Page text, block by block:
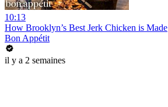
10:13
How Brooklyn’s Best Jerk Chicken is Made
Bon Appétit
il y a 2 semaines